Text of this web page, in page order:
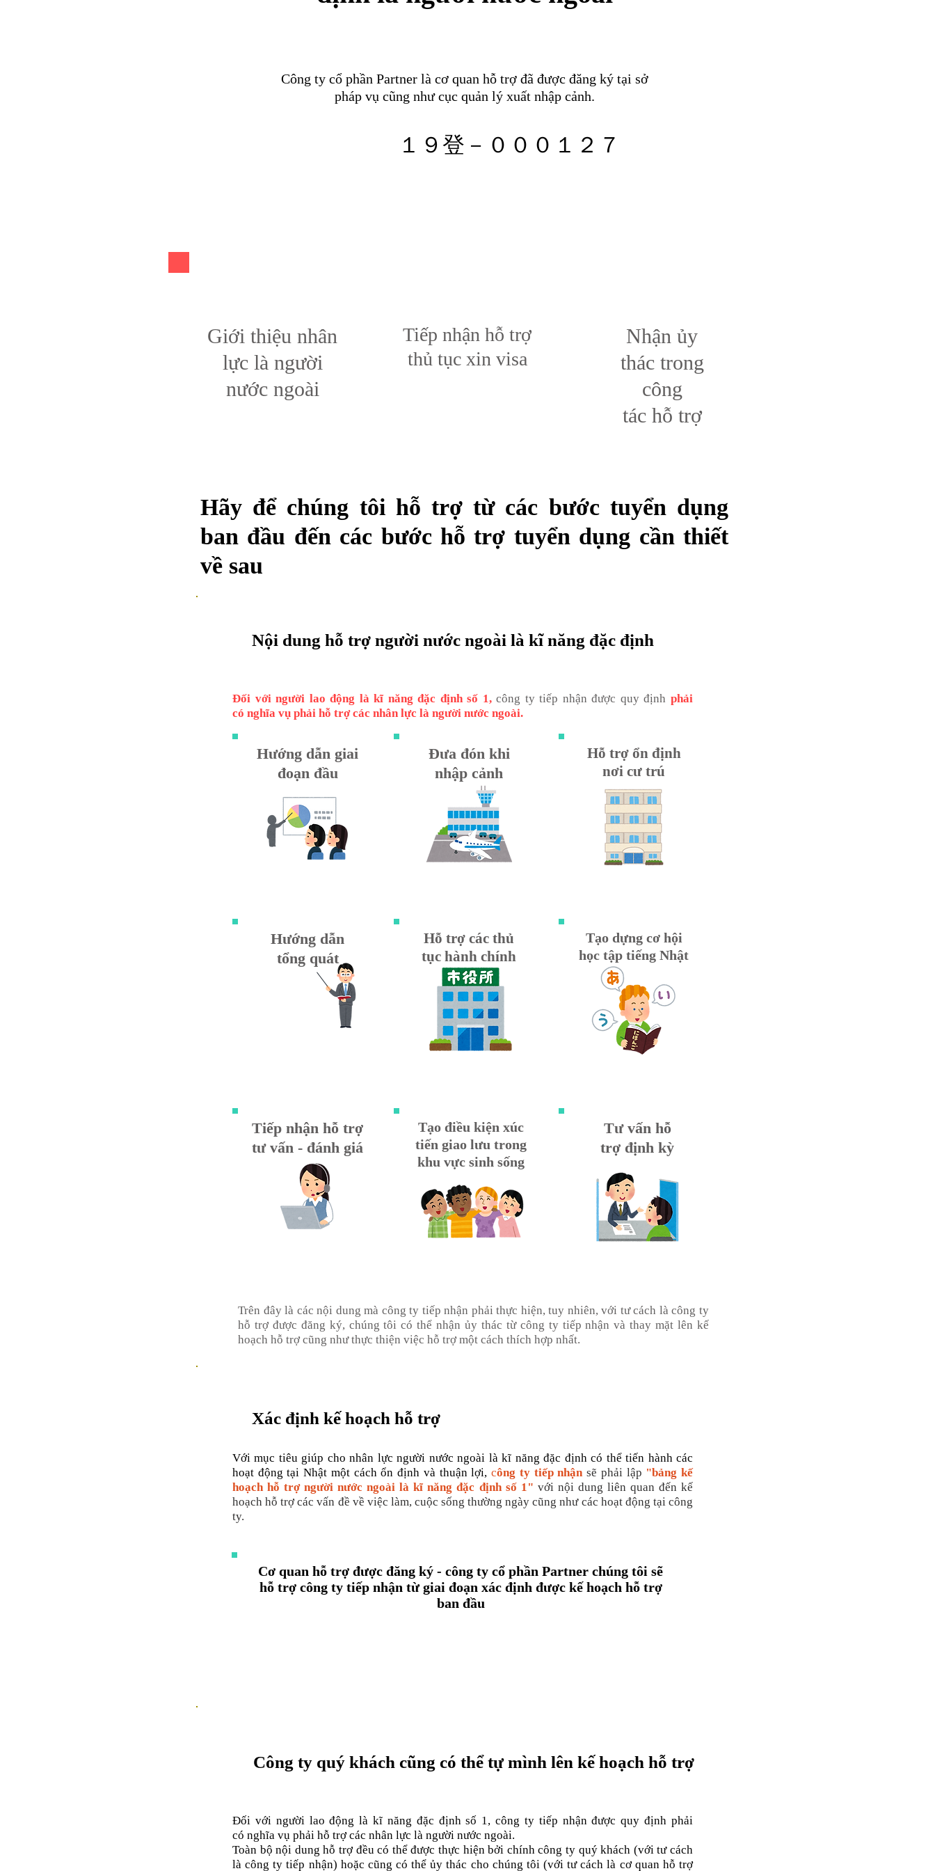
​Công ty cổ phần Partner là cơ quan hỗ trợ đã được đăng ký tại sở
pháp vụ cũng như cục quản lý xuất nhập cảnh.
１９登－０００１２７
Giới thiệu nhân
lực là người
nước ngoài
Tiếp nhận hỗ trợ
thủ tục xin visa
Nhận ủy
thác trong
công
tác hỗ trợ
​Hãy để chúng tôi hỗ trợ từ các bước tuyển dụng
ban đầu đến các bước hỗ trợ tuyển dụng cần thiết
về sau
Nội dung hỗ trợ người nước ngoài là kĩ năng đặc định
Đối với người lao động là kĩ năng đặc định số 1,công ty tiếp nhận được quy địnhphải
có nghĩa vụ phải hỗ trợ các nhân lực là người nước ngoài.
Hướng dẫn giai
đoạn đầu
Đưa đón khi
nhập cảnh
Hỗ trợ ổn định
nơi cư trú
Hướng dẫn
tổng quát
Hỗ trợ các thủ
tục hành chính
Tạo dựng cơ hội
học tập tiếng Nhật
Tiếp nhận hỗ trợ
tư vấn - đánh giá
Tạo điều kiện xúc
tiến giao lưu trong
khu vực sinh sống
Tư vấn hỗ
trợ định kỳ
Trên đây là các nội dung mà công ty tiếp nhận phải thực hiện, tuy nhiên, với tư cách là công ty
hỗ trợ được đăng ký, chúng tôi có thể nhận ủy thác từ công ty tiếp nhận và thay mặt lên kế
hoạch hỗ trợ cũng như thực thiện việc hỗ trợ một cách thích hợp nhất.
Xác định kế hoạch hỗ trợ
Với mục tiêu giúp cho nhân lực người nước ngoài là kĩ năng đặc định có thể tiến hành các
hoạt động tại Nhật một cách ổn định và thuận lợi, công ty tiếp nhận sẽ phải lập "bảng kế
hoạch hỗ trợ người nước ngoài là kĩ năng đặc định số 1" với nội dung liên quan đến kế
hoạch hỗ trợ các vấn đề về việc làm, cuộc sống thường ngày cũng như các hoạt động tại công
ty.
​Cơ quan hỗ trợ được đăng ký - công ty cổ phần Partner chúng tôi sẽ
hỗ trợ công ty tiếp nhận từ giai đoạn xác định được kế hoạch hỗ trợ
ban đầu
Công ty quý khách cũng có thể tự mình lên kế hoạch hỗ trợ
Đối với người lao động là kĩ năng đặc định số 1, công ty tiếp nhận được quy định phải
có nghĩa vụ phải hỗ trợ các nhân lực là người nước ngoài.
Toàn bộ nội dung hỗ trợ đều có thể được thực hiện bởi chính công ty quý khách (với tư cách
là công ty tiếp nhận) hoặc cũng có thể ủy thác cho chúng tôi (với tư cách là cơ quan hỗ trợ